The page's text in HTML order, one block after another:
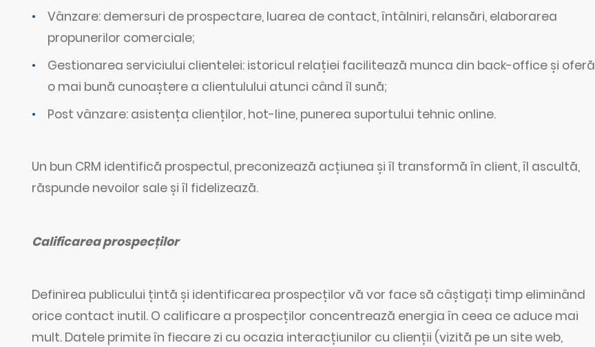
Vânzare: demersuri de prospectare, luarea de contact, întâlniri, relansări, elaborarea
propunerilor comerciale;
Gestionarea serviciului clientelei: istoricul relației facilitează munca din back-office și oferă
o mai bună cunoaștere a clientulului atunci când îl sună;
Post vânzare: asistența clienților, hot-line, punerea suportului tehnic online.
Un bun CRM identifică prospectul, preconizează acțiunea și îl transformă în client, îl ascultă,
răspunde nevoilor sale și îl fidelizează.
Calificarea prospecților
Definirea publicului țintă și identificarea prospecților vă vor face să câștigați timp eliminând
orice contact inutil. O calificare a prospecților concentrează energia în ceea ce aduce mai
mult. Datele primite în fiecare zi cu ocazia interacțiunilor cu clienții (vizită pe un site web,